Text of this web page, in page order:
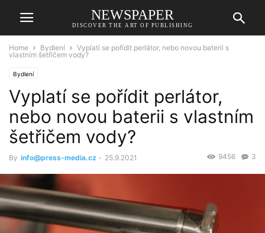
NEWSPAPER
DISCOVER THE ART OF PUBLISHING
Home Bydlení
Vyplatí se pořídit perlátor, nebo novou baterii s
vlastním šetřičem vody?
Bydlení
Vyplatí se pořídit perlátor,
nebo novou baterii s vlastním
šetřičem vody?
By info@press-media.cz - 25.9.2021 3
9456